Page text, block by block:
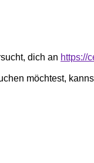
dich an https://
möchtest,